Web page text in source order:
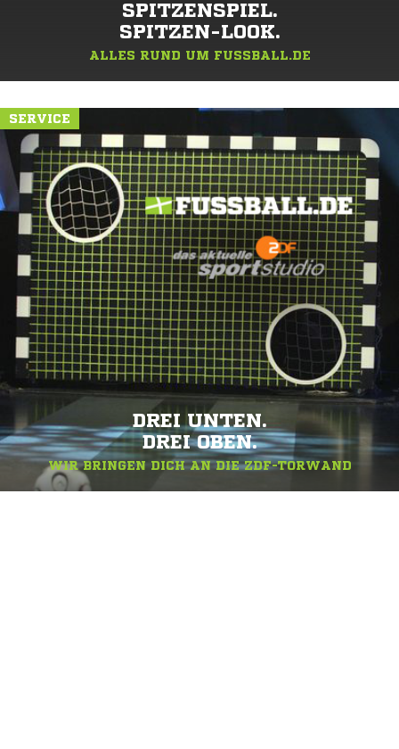
SPITZENSPIEL.
SPITZEN-LOOK.
ALLES RUND UM FUSSBALL.DE
SERVICE
DREI UNTEN.
DREI OBEN.
WIR BRINGEN DICH AN DIE ZDF-TORWAND